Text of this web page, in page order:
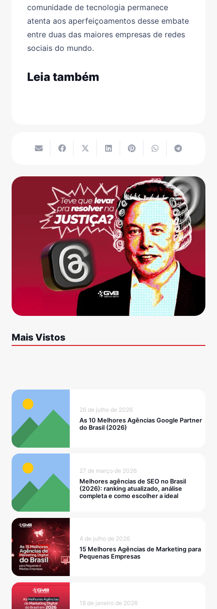
comunidade de tecnologia permanece
atenta aos aperfeiçoamentos desse embate
entre duas das maiores empresas de redes
sociais do mundo.
Leia também
Mais Vistos
26 de julho de 2026
As 10 Melhores Agências Google Partner
do Brasil (2026)
27 de março de 2026
Melhores agências de SEO no Brasil
(2026): ranking atualizado, análise
completa e como escolher a ideal
4 de julho de 2026
15 Melhores Agências de Marketing para
Pequenas Empresas
18 de janeiro de 2026